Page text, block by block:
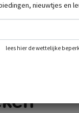
nieuwtjes en
lees hier de wettelijke